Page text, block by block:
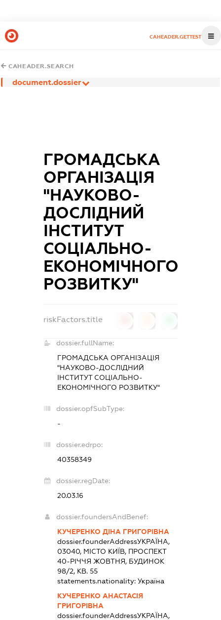
CAHEADER.GETTEST
CAHEADER.SEARCH
document.dossier
ГРОМАДСЬКА
ОРГАНІЗАЦІЯ
"НАУКОВО-
ДОСЛІДНИЙ
ІНСТИТУТ
СОЦІАЛЬНО-
ЕКОНОМІЧНОГО
РОЗВИТКУ"
riskFactors.title
dossier.fullName:
ГРОМАДСЬКА ОРГАНІЗАЦІЯ
"НАУКОВО-ДОСЛІДНИЙ
ІНСТИТУТ СОЦІАЛЬНО-
ЕКОНОМІЧНОГО РОЗВИТКУ"
dossier.opfSubType:
-
dossier.edrpo:
40358349
dossier.regDate:
20.03.16
dossier.foundersAndBenef:
КУЧЕРЕНКО ДІНА ГРИГОРІВНА
dossier.founderAddressУКРАЇНА,
03040, МІСТО КИЇВ, ПРОСПЕКТ
40-РІЧЧЯ ЖОВТНЯ, БУДИНОК
98/2, КВ. 55
statements.nationality: Україна
КУЧЕРЕНКО АНАСТАСІЯ
ГРИГОРІВНА
dossier.founderAddressУКРАЇНА,